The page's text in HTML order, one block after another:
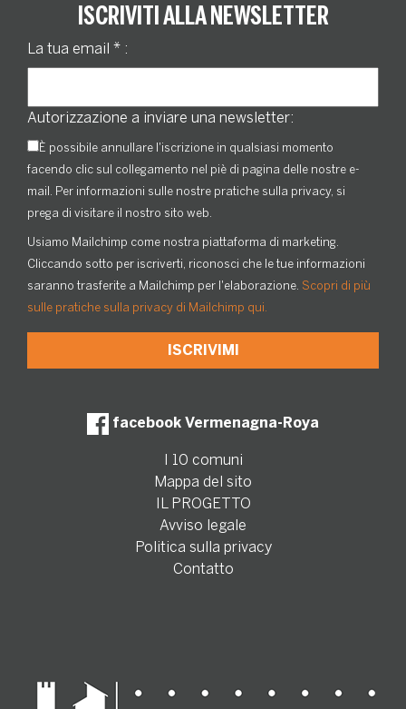
ISCRIVITI ALLA NEWSLETTER
La tua email * :
Autorizzazione a inviare una newsletter:
È possibile annullare l'iscrizione in qualsiasi momento
facendo clic sul collegamento nel piè di pagina delle nostre e-
mail. Per informazioni sulle nostre pratiche sulla privacy, si
prega di visitare il nostro sito web.
Usiamo Mailchimp come nostra piattaforma di marketing.
Cliccando sotto per iscriverti, riconosci che le tue informazioni
saranno trasferite a Mailchimp per l'elaborazione. Scopri di più
sulle pratiche sulla privacy di Mailchimp qui.
facebook Vermenagna-Roya
I 10 comuni
Mappa del sito
IL PROGETTO
Avviso legale
Politica sulla privacy
Contatto